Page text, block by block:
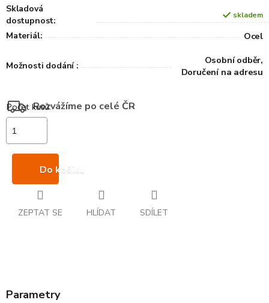
Skladová
dostupnost:
skladem
Materiál: Ocel
Možnosti dodání :
Osobní odběr,
Doručení na adresu
Rozvážíme po celé ČR
Do košíku
ZEPTAT SE HLÍDAT SDÍLET
Parametry